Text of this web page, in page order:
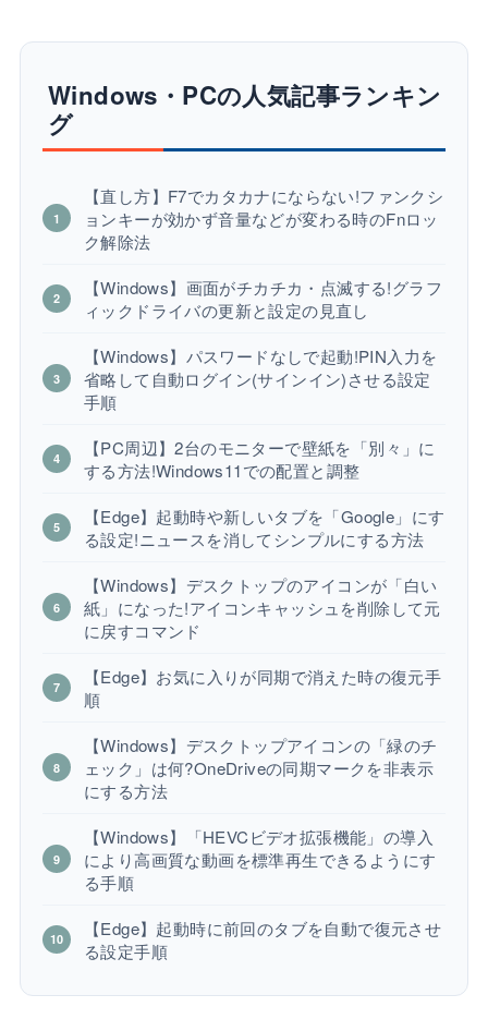
Windows・PCの人気記事ランキン
グ
【直し方】F7でカタカナにならない!ファンクシ
ョンキーが効かず音量などが変わる時のFnロッ
ク解除法
【Windows】画面がチカチカ・点滅する!グラフ
ィックドライバの更新と設定の見直し
【Windows】パスワードなしで起動!PIN入力を
省略して自動ログイン(サインイン)させる設定
手順
【PC周辺】2台のモニターで壁紙を「別々」に
する方法!Windows11での配置と調整
【Edge】起動時や新しいタブを「Google」にす
る設定!ニュースを消してシンプルにする方法
【Windows】デスクトップのアイコンが「白い
紙」になった!アイコンキャッシュを削除して元
に戻すコマンド
【Edge】お気に入りが同期で消えた時の復元手
順
【Windows】デスクトップアイコンの「緑のチ
ェック」は何?OneDriveの同期マークを非表示
にする方法
【Windows】「HEVCビデオ拡張機能」の導入
により高画質な動画を標準再生できるようにす
る手順
【Edge】起動時に前回のタブを自動で復元させ
る設定手順